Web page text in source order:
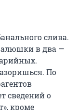
слива.
в два —
По
сведений о
кроме